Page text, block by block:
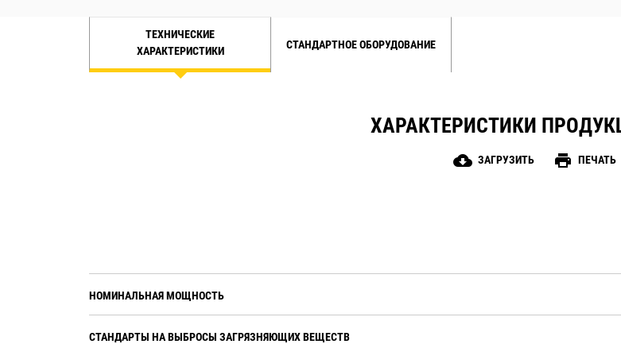
ТЕХНИЧЕСКИЕ
ХАРАКТЕРИСТИКИ
СТАНДАРТНОЕ ОБОРУДОВАНИЕ
ХАРАКТЕРИСТИКИ
cloud_download ЗАГРУЗИТЬ print ПЕЧАТЬ
НОМИНАЛЬНАЯ МОЩНОСТЬ
СТАНДАРТЫ НА ВЫБРОСЫ ЗАГРЯЗНЯЮЩИХ ВЕЩЕСТВ